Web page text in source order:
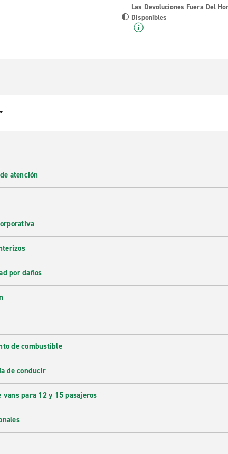
Las Devoluciones Fuera Del
Disponibles
atención
por daños
de combustible
de conducir
para 12 y 15 pasajeros